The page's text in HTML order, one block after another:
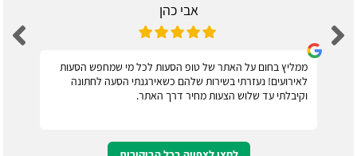
אבי כהן
ממליץ בחום על האתר של טופ הסעות לכל מי שמחפש הסעות
לאירועים! נעזרתי בשירות שלהם כשאירגנתי הסעה לחתונה
וקיבלתי עד שלוש הצעות מחיר דרך האתר.